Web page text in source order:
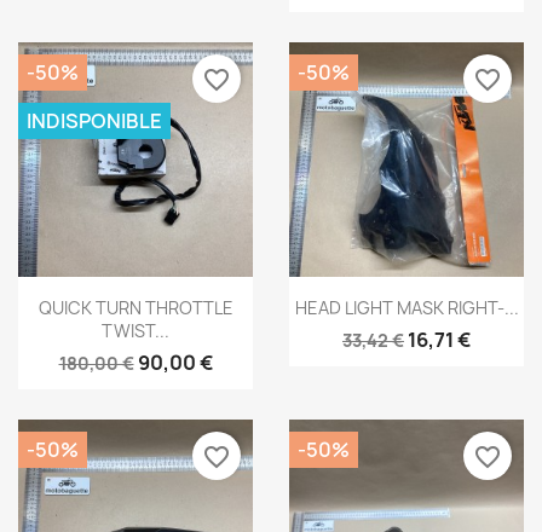
Aperçu rapide
QUICK TURN THROTTLE
TWIST...
180,00 € 90,00 €
-50%
INDISPONIBLE
favorite_border
 Aperçu rapide
HEAD LIGHT MASK RIGHT-...
33,42 € 16,71 €
-50% favorite_border
-50% favorite_border -50% favorite_border